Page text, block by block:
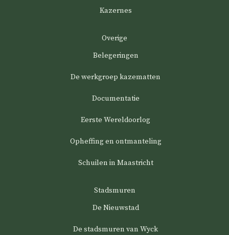
Kazernes
Overige
Belegeringen
De werkgroep kazematten
Documentatie
Eerste Wereldoorlog
Opheffing en ontmanteling
Schuilen in Maastricht
Stadsmuren
De Nieuwstad
De stadsmuren van Wyck